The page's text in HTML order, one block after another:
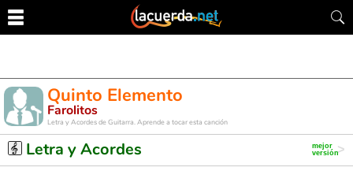
Quinto Elemento
Farolitos
Letra y Acordes de Guitarra. Aprende a tocar esta canción
Letra y Acordes